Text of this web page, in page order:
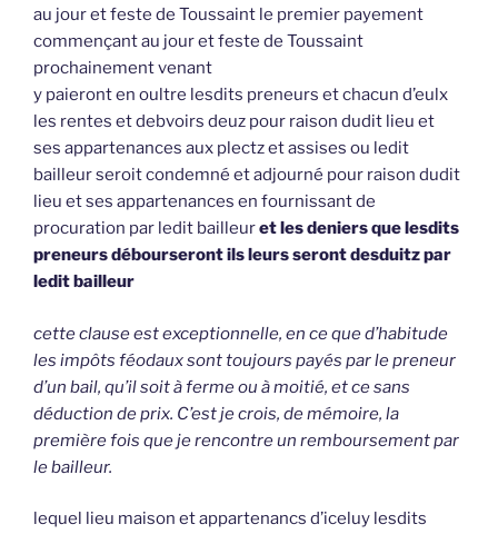
au jour et feste de Toussaint le premier payement
commençant au jour et feste de Toussaint
prochainement venant
y paieront en oultre lesdits preneurs et chacun d’eulx
les rentes et debvoirs deuz pour raison dudit lieu et
ses appartenances aux plectz et assises ou ledit
bailleur seroit condemné et adjourné pour raison dudit
lieu et ses appartenances en fournissant de
procuration par ledit bailleuret les deniers que lesdits
preneurs débourseront ils leurs seront desduitz par
ledit bailleur
cette clause est exceptionnelle, en ce que d’habitude
les impôts féodaux sont toujours payés par le preneur
d’un bail, qu’il soit à ferme ou à moitié, et ce sans
déduction de prix. C’est je crois, de mémoire, la
première fois que je rencontre un remboursement par
le bailleur.
lequel lieu maison et appartenancs d’iceluy lesdits